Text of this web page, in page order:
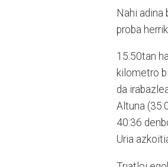
Nahi adina
proba
15:50tan
kilometro
da
Altuna
40:36
Uria